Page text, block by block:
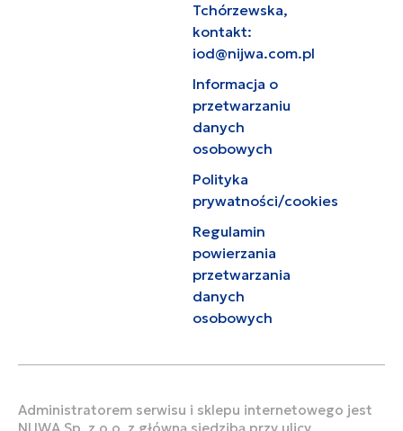
Tchórzewska,
kontakt:
iod@nijwa.com.pl
Informacja o
przetwarzaniu
danych
osobowych
Polityka
prywatności/cookies
Regulamin
powierzania
przetwarzania
danych
osobowych
Administratorem serwisu i sklepu internetowego jest